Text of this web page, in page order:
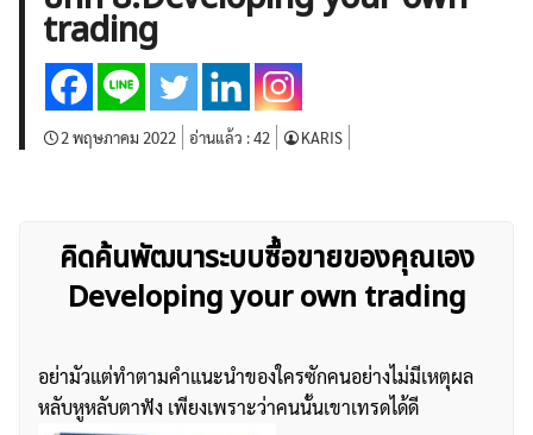
ค้นหา
สำหรับ:
trading
2 พฤษภาคม 2022 อ่านแล้ว :42 KARIS
คิดค้นพัฒนาระบบซื้อขายของคุณเอง
Developing your own trading
อย่ามัวแต่ทำตามคำแนะนำของใครซักคนอย่างไม่มีเหตุผล
หลับหูหลับตาฟัง เพียงเพราะว่าคนนั้นเขาเทรดได้ดี